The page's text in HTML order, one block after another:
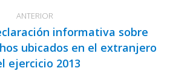
ANTERIOR
Publicación
anterior:
informativa sobre
ubicados en el extranjero
ejercicio 2013